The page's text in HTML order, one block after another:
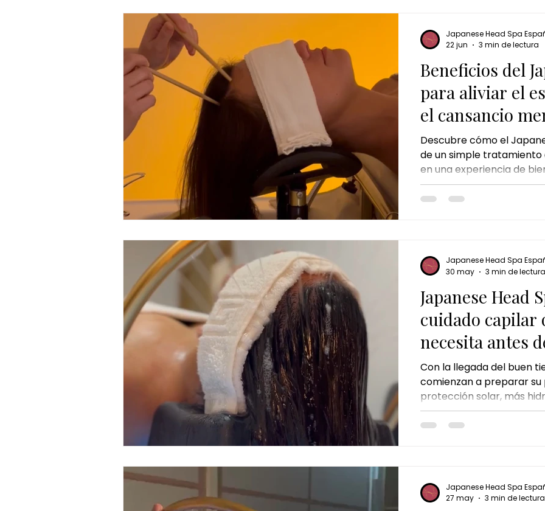
Beneficios del
para aliviar el
el cansancio
Descubre cómo el
de un simple
en una experiencia de
la combinación de
relajación y cuidado del
mente y revitalizar el
sesión.
Japanese Head Spa
22 jun
3 min de lectura
Japanese Head
cuidado capilar
necesita antes
Con la llegada del buen
comienzan a preparar
protección solar, más
cambios en la rutina de
embargo, hay algo que a
capilares pueden alterar
cuero cabelludo y del
Japanese Head Spa
30 may
3 min de lectura
Japanese Head Spa
27 may
3 min de lectura